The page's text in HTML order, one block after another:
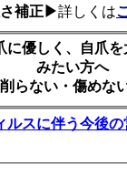
補正▶詳しくは
に優しく、自爪
みたい方へ
らない・傷めな
ルスに伴う今後